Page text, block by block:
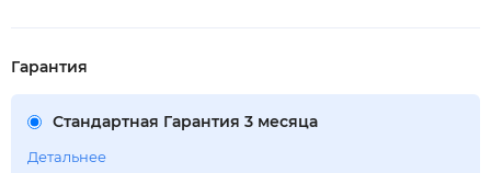
Гарантия
Стандартная Гарантия 3 месяца
Детальнее